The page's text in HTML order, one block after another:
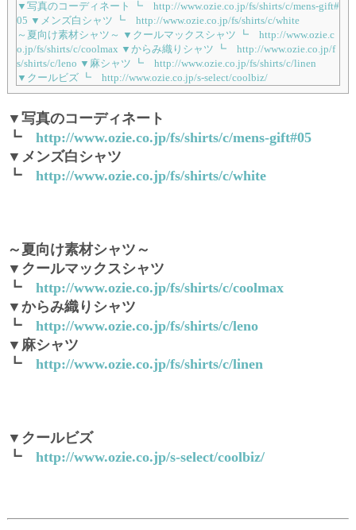
▼写真のコーディネート ┗ http://www.ozie.co.jp/fs/shirts/c/mens-gift#
05 ▼メンズ白シャツ ┗ http://www.ozie.co.jp/fs/shirts/c/white
～夏向け素材シャツ～ ▼クールマックスシャツ ┗ http://www.ozie.c
o.jp/fs/shirts/c/coolmax ▼からみ織りシャツ ┗ http://www.ozie.co.jp/f
s/shirts/c/leno ▼麻シャツ ┗ http://www.ozie.co.jp/fs/shirts/c/linen
▼クールビズ ┗ http://www.ozie.co.jp/s-select/coolbiz/
▼写真のコーディネート
┗ http://www.ozie.co.jp/fs/shirts/c/mens-gift#05
▼メンズ白シャツ
┗ http://www.ozie.co.jp/fs/shirts/c/white
～夏向け素材シャツ～
▼クールマックスシャツ
┗ http://www.ozie.co.jp/fs/shirts/c/coolmax
▼からみ織りシャツ
┗ http://www.ozie.co.jp/fs/shirts/c/leno
▼麻シャツ
┗ http://www.ozie.co.jp/fs/shirts/c/linen
▼クールビズ
┗ http://www.ozie.co.jp/s-select/coolbiz/